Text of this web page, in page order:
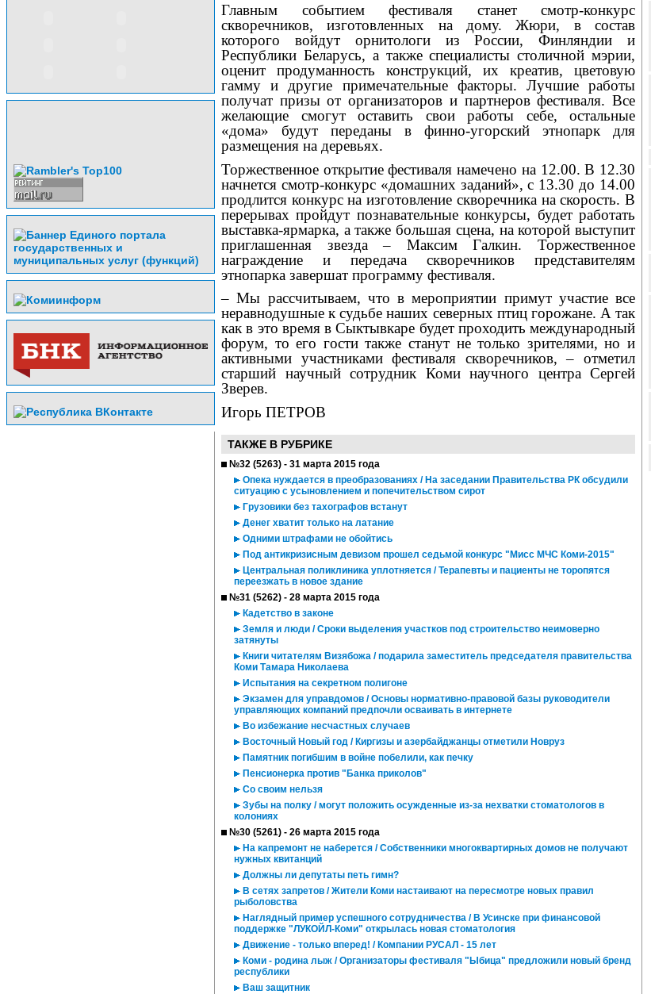
Главным событием фестиваля станет смотр-конкурс
скворечников, изготовленных на дому. Жюри, в состав
которого войдут орнитологи из России, Финляндии и
Республики Беларусь, а также специалисты столичной мэрии,
оценит продуманность конструкций, их креатив, цветовую
гамму и другие примечательные факторы. Лучшие работы
получат призы от организаторов и партнеров фестиваля. Все
желающие смогут оставить свои работы себе, остальные
«дома» будут переданы в финно-угорский этнопарк для
размещения на деревьях.
Торжественное открытие фестиваля намечено на 12.00. В 12.30
начнется смотр-конкурс «домашних заданий», с 13.30 до 14.00
продлится конкурс на изготовление скворечника на скорость. В
перерывах пройдут познавательные конкурсы, будет работать
выставка-ярмарка, а также большая сцена, на которой выступит
приглашенная звезда – Максим Галкин. Торжественное
награждение и передача скворечников представителям
этнопарка завершат программу фестиваля.
– Мы рассчитываем, что в мероприятии примут участие все
неравнодушные к судьбе наших северных птиц горожане. А так
как в это время в Сыктывкаре будет проходить международный
форум, то его гости также станут не только зрителями, но и
активными участниками фестиваля скворечников, – отметил
старший научный сотрудник Коми научного центра Сергей
Зверев.
Игорь ПЕТРОВ
ТАКЖЕ В РУБРИКЕ
№32 (5263) - 31 марта 2015 года
Опека нуждается в преобразованиях / На заседании Правительства РК обсудили
ситуацию с усыновлением и попечительством сирот
Грузовики без тахографов встанут
Денег хватит только на латание
Одними штрафами не обойтись
Под антикризисным девизом прошел седьмой конкурс "Мисс МЧС Коми-2015"
Центральная поликлиника уплотняется / Терапевты и пациенты не торопятся
переезжать в новое здание
№31 (5262) - 28 марта 2015 года
Кадетство в законе
Земля и люди / Сроки выделения участков под строительство неимоверно
затянуты
Книги читателям Визябожа / подарила заместитель председателя правительства
Коми Тамара Николаева
Испытания на секретном полигоне
Экзамен для управдомов / Основы нормативно-правовой базы руководители
управляющих компаний предпочли осваивать в интернете
Во избежание несчастных случаев
Восточный Новый год / Киргизы и азербайджанцы отметили Новруз
Памятник погибшим в войне побелили, как печку
Пенсионерка против "Банка приколов"
Со своим нельзя
Зубы на полку / могут положить осужденные из-за нехватки стоматологов в
колониях
№30 (5261) - 26 марта 2015 года
На капремонт не наберется / Собственники многоквартирных домов не получают
нужных квитанций
Должны ли депутаты петь гимн?
В сетях запретов / Жители Коми настаивают на пересмотре новых правил
рыболовства
Наглядный пример успешного сотрудничества / В Усинске при финансовой
поддержке "ЛУКОЙЛ-Коми" открылась новая стоматология
Движение - только вперед! / Компании РУСАЛ - 15 лет
Коми - родина лыж / Организаторы фестиваля "Ыбица" предложили новый бренд
республики
Ваш защитник